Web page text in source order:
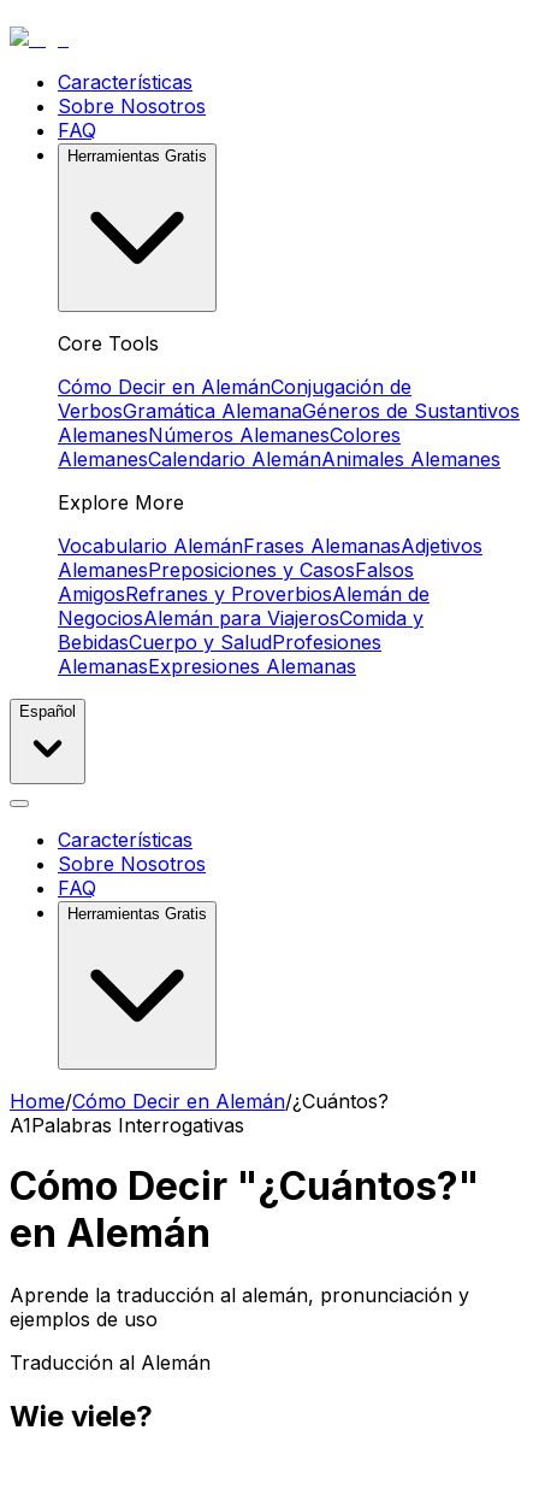
Características
Sobre Nosotros
FAQ
Herramientas Gratis
Core Tools
Cómo Decir en AlemánConjugación de
VerbosGramática AlemanaGéneros de Sustantivos
AlemanesNúmeros AlemanesColores
AlemanesCalendario AlemánAnimales Alemanes
Explore More
Vocabulario AlemánFrases AlemanasAdjetivos
AlemanesPreposiciones y CasosFalsos
AmigosRefranes y ProverbiosAlemán de
NegociosAlemán para ViajerosComida y
BebidasCuerpo y SaludProfesiones
AlemanasExpresiones Alemanas
Español
Características
Sobre Nosotros
FAQ
Herramientas Gratis
Home/Cómo Decir en Alemán/¿Cuántos?
A1Palabras Interrogativas
Cómo Decir "¿Cuántos?"
en Alemán
Aprende la traducción al alemán, pronunciación y
ejemplos de uso
Traducción al Alemán
Wie viele?